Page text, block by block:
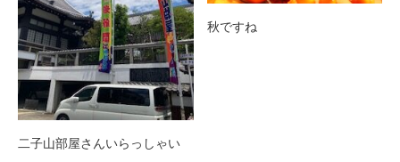
二子山部屋さんいらっしゃい
秋ですね